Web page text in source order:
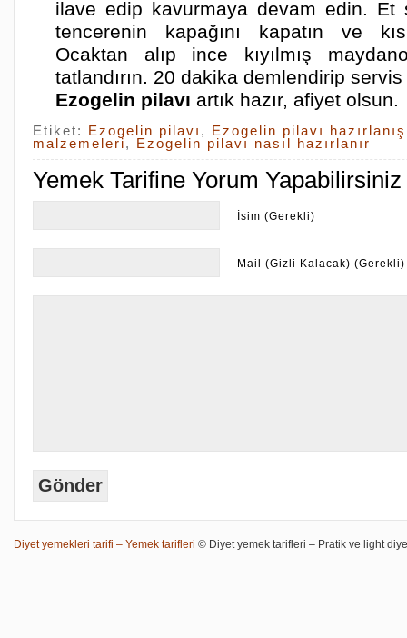
ilave edip kavurmaya devam edin. Et
tencerenin kapağını kapatın ve
Ocaktan alıp ince kıyılmış
tatlandırın. 20 dakika demlendirip servis
Ezogelin pilavı artık hazır, afiyet olsun.
Etiket: Ezogelin pilavı ,
Ezogelin pilavı
malzemeleri, Ezogelin pilavı nasıl hazırlanır
Yemek Tarifine Yorum Yapabilirsiniz
İsim (Gerekli)
Mail (Gizli Kalacak) (Gerekli)
Diyet yemekleri tarifi – Yemek tarifleri © Diyet yemek tarifleri – Pratik ve light